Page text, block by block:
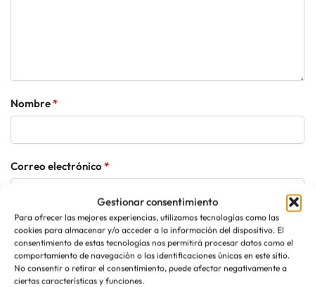
Gestionar consentimiento
Para ofrecer las mejores experiencias, utilizamos tecnologías como las
cookies para almacenar y/o acceder a la información del dispositivo. El
consentimiento de estas tecnologías nos permitirá procesar datos como el
comportamiento de navegación o las identificaciones únicas en este sitio.
No consentir o retirar el consentimiento, puede afectar negativamente a
ciertas características y funciones.
Nombre*
Correo electrónico*